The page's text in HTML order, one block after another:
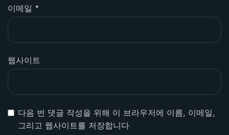
이메일 *
웹사이트
다음 번 댓글 작성을 위해 이 브라우저에 이름, 이메일,
그리고 웹사이트를 저장합니다.